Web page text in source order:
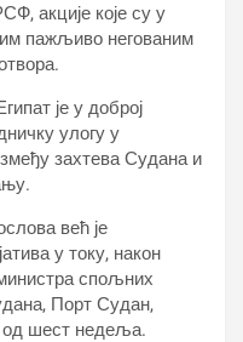
акције које су у
пажљиво негованим
је у доброј
улогу у
захтева Судана и
већ је
у току, након
спољних
Порт Судан,
од шест недеља.